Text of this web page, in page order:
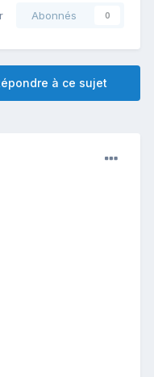
Abonnés 0
à ce sujet